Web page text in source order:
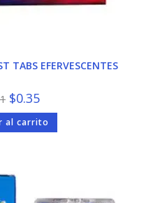
TABS EFERVESCENTES
El
precio
original
era:
$0.41.
$0.35precio
actual
es:
$0.35.
al carrito